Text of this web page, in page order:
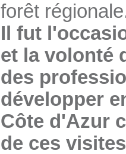
forêt
Il fut
et la volonté
des
développer
Côte d'Azur
de ces